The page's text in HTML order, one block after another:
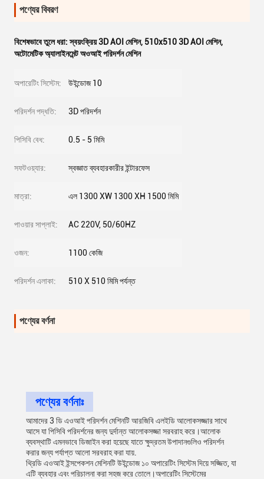
পণ্যের বিবরণ
বিশেষভাবে তুলে ধরা:স্বয়ংক্রিয় 3D AOI মেশিন, 510x510 3D AOI মেশিন,
অটোমেটিক অ্যালাইনমেন্ট অওআই পরিদর্শন মেশিন
অপারেটিং সিস্টেম: উইন্ডোজ 10
পরিদর্শন পদ্ধতি: 3D পরিদর্শন
পিসিবি বেধ: 0.5 - 5 মিমি
সফটওয়্যার: স্বজ্ঞাত ব্যবহারকারীর ইন্টারফেস
মাত্রা: এল 1300 XW 1300 XH 1500 মিমি
পাওয়ার সাপ্লাই: AC 220V, 50/60HZ
ওজন: 1100 কেজি
পরিদর্শন এলাকা: 510 X 510 মিমি পর্যন্ত
পণ্যের বর্ণনা
পণ্যের বর্ণনাঃ
আমাদের 3 ডি এওআই পরিদর্শন মেশিনটি আরজিবি এলইডি আলোকসজ্জার সাথে
আসে যা পিসিবি পরিদর্শনের জন্য দুর্দান্ত আলোকসজ্জা সরবরাহ করে।আলোক
ব্যবস্থাটি এমনভাবে ডিজাইন করা হয়েছে যাতে ক্ষুদ্রতম উপাদানগুলিও পরিদর্শন
করার জন্য পর্যাপ্ত আলো সরবরাহ করা যায়.
থ্রিডি এওআই ইন্সপেকশন মেশিনটি উইন্ডোজ ১০ অপারেটিং সিস্টেম দিয়ে সজ্জিত, যা
এটি ব্যবহার এবং পরিচালনা করা সহজ করে তোলে।অপারেটিং সিস্টেমের